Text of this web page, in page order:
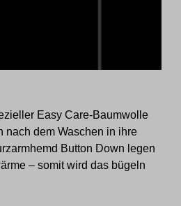
Easy Care-Baumwolle
nach dem Waschen in ihre
Button Down legen
– somit wird das bügeln